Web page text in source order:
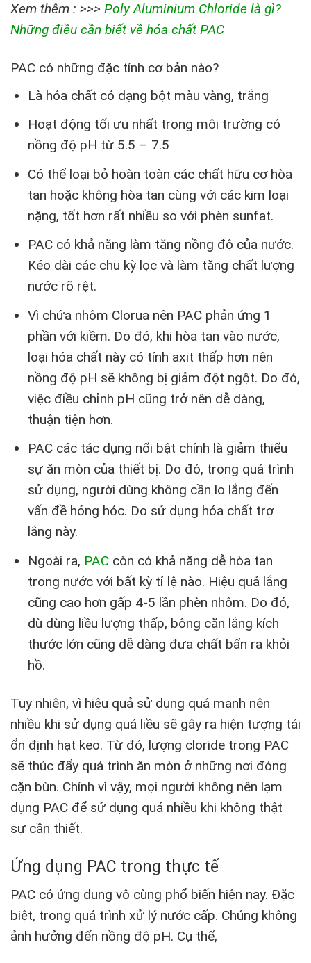
Xem thêm : >>> Poly Aluminium Chloride là gì?
Những điều cần biết về hóa chất PAC
PAC có những đặc tính cơ bản nào?
Là hóa chất có dạng bột màu vàng, trắng
Hoạt động tối ưu nhất trong môi trường có
nồng độ pH từ 5.5 – 7.5
Có thể loại bỏ hoàn toàn các chất hữu cơ hòa
tan hoặc không hòa tan cùng với các kim loại
nặng, tốt hơn rất nhiều so với phèn sunfat.
PAC có khả năng làm tăng nồng độ của nước.
Kéo dài các chu kỳ lọc và làm tăng chất lượng
nước rõ rệt.
Vì chứa nhôm Clorua nên PAC phản ứng 1
phần với kiềm. Do đó, khi hòa tan vào nước,
loại hóa chất này có tính axit thấp hơn nên
nồng độ pH sẽ không bị giảm đột ngột. Do đó,
việc điều chỉnh pH cũng trở nên dễ dàng,
thuận tiện hơn.
PAC các tác dụng nổi bật chính là giảm thiểu
sự ăn mòn của thiết bị. Do đó, trong quá trình
sử dụng, người dùng không cần lo lắng đến
vấn đề hỏng hóc. Do sử dụng hóa chất trợ
lắng này.
Ngoài ra, PACcòn có khả năng dễ hòa tan
trong nước với bất kỳ tỉ lệ nào. Hiệu quả lắng
cũng cao hơn gấp 4-5 lần phèn nhôm. Do đó,
dù dùng liều lượng thấp, bông cặn lắng kích
thước lớn cũng dễ dàng đưa chất bẩn ra khỏi
hồ.
Tuy nhiên, vì hiệu quả sử dụng quá mạnh nên
nhiều khi sử dụng quá liều sẽ gây ra hiện tượng tái
ổn định hạt keo. Từ đó, lượng cloride trong PAC
sẽ thúc đẩy quá trình ăn mòn ở những nơi đóng
cặn bùn. Chính vì vậy, mọi người không nên lạm
dụng PAC để sử dụng quá nhiều khi không thật
sự cần thiết.
Ứng dụng PAC trong thực tế
PAC có ứng dụng vô cùng phổ biến hiện nay. Đặc
biệt, trong quá trình xử lý nước cấp. Chúng không
ảnh hưởng đến nồng độ pH. Cụ thể,